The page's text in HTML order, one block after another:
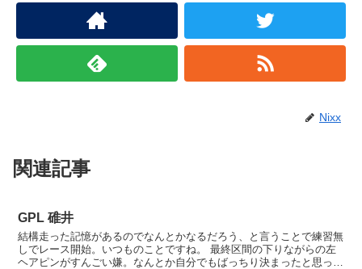
Nixx
関連記事
GPL 碓井
結構走った記憶があるのでなんとかなるだろう、と言うことで練習無
しでレース開始。いつものことですね。 最終区間の下りながらの左
ヘアピンがすんごい嫌。なんとか自分でもばっちり決まったと思った